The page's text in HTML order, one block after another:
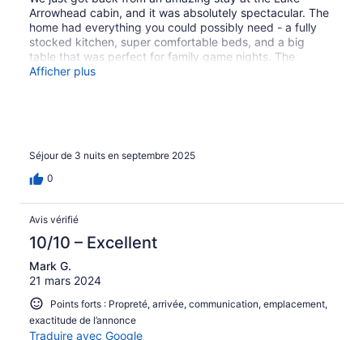
Arrowhead cabin, and it was absolutely spectacular. The
home had everything you could possibly need - a fully
stocked kitchen, super comfortable beds, and a big
table that was perfect for family game nights. The
setting was gorgeous, and what really made it special
from start to finish, which made the entire experience
seamless and stress-free. It was truly an incredible week,
and we look forward to a future stay there!
Afficher plus
Séjour de 3 nuits en septembre 2025
0
Avis vérifié
10/10 – Excellent
Mark G.
21 mars 2024
Points forts : Propreté, arrivée, communication, emplacement,
exactitude de l’annonce
Traduire avec Google